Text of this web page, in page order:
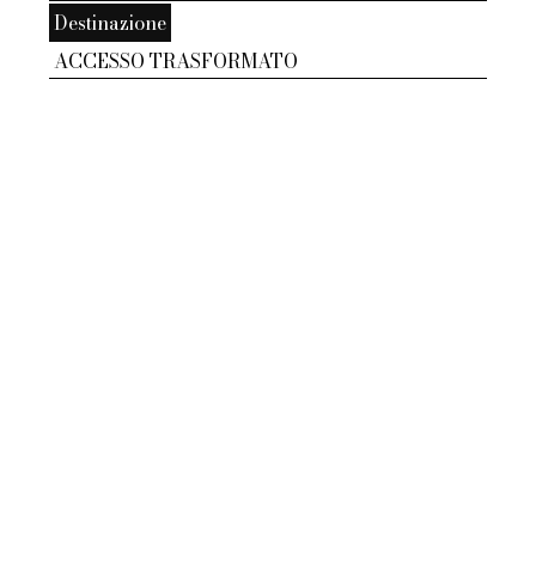
Destinazione
ACCESSO TRASFORMATO